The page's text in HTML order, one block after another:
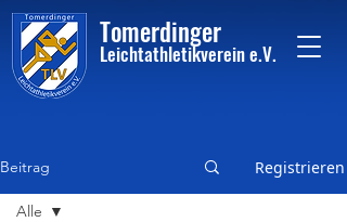
Tomerdinger
Leichtathletikvereine.V.
Beitrag Registrieren
Alle